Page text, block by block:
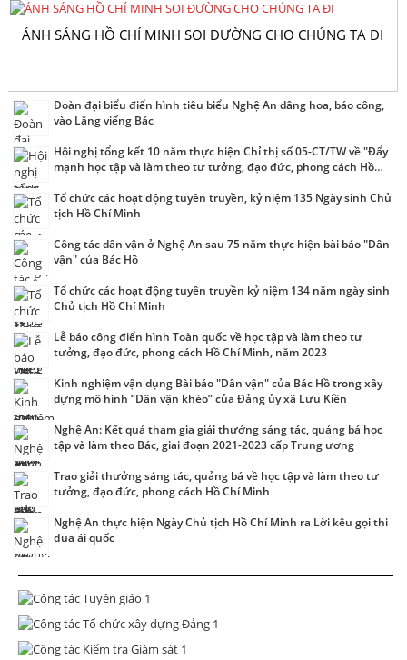
ÁNH SÁNG HỒ CHÍ MINH SOI ĐƯỜNG CHO CHÚNG TA ĐI
Đoàn đại biểu điển hình tiêu biểu Nghệ An dâng hoa, báo công,
vào Lăng viếng Bác
Hội nghị tổng kết 10 năm thực hiện Chỉ thị số 05-CT/TW về "Đẩy
mạnh học tập và làm theo tư tưởng, đạo đức, phong cách Hồ
Tổ chức các hoạt động tuyên truyền, kỷ niệm 135 Ngày sinh Chủ
tịch Hồ Chí Minh
Công tác dân vận ở Nghệ An sau 75 năm thực hiện bài báo "Dân
vận" của Bác Hồ
Tổ chức các hoạt động tuyên truyền kỷ niệm 134 năm ngày sinh
Chủ tịch Hồ Chí Minh
Lễ báo công điển hình Toàn quốc về học tập và làm theo tư
tưởng, đạo đức, phong cách Hồ Chí Minh, năm 2023
Kinh nghiệm vận dụng Bài báo "Dân vận" của Bác Hồ trong xây
dựng mô hình “Dân vận khéo” của Đảng ủy xã Lưu Kiền
Nghệ An: Kết quả tham gia giải thưởng sáng tác, quảng bá học
tập và làm theo Bác, giai đoạn 2021-2023 cấp Trung ương
Trao giải thưởng sáng tác, quảng bá về học tập và làm theo tư
tưởng, đạo đức, phong cách Hồ Chí Minh
Nghệ An thực hiện Ngày Chủ tịch Hồ Chí Minh ra Lời kêu gọi thi
đua ái quốc